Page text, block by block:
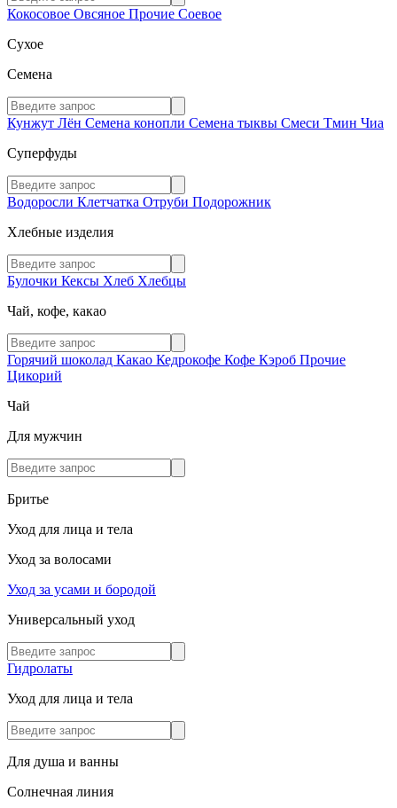
Кокосовое Овсяное Прочие Соевое
Сухое
Семена
Кунжут Лён Семена конопли Семена тыквы Смеси Тмин Чиа
Суперфуды
Водоросли Клетчатка Отруби Подорожник
Хлебные изделия
Булочки Кексы Хлеб Хлебцы
Чай, кофе, какао
Горячий шоколад Какао Кедрокофе Кофе Кэроб Прочие
Цикорий
Чай
Для мужчин
Бритье
Уход для лица и тела
Уход за волосами
Уход за усами и бородой
Универсальный уход
Гидролаты
Уход для лица и тела
Для душа и ванны
Солнечная линия